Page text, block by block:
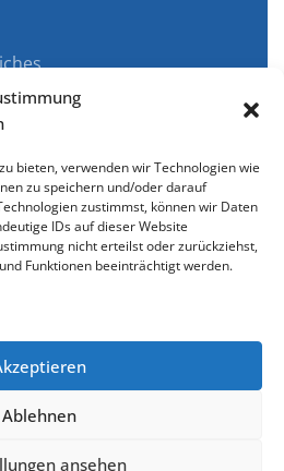
bieten, verwenden wir Technologien wie
zu speichern und/oder darauf
zustimmst, können wir Daten
IDs auf dieser Website
nicht erteilst oder zurückziehst,
Funktionen beeinträchtigt werden.
Ablehnen
ansehen
Ökologie